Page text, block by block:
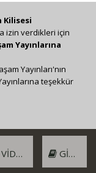
GIRIŞ
Kilisesi
izin verdikleri için
Yayınlarına
Yayınları'nın
teşekkür